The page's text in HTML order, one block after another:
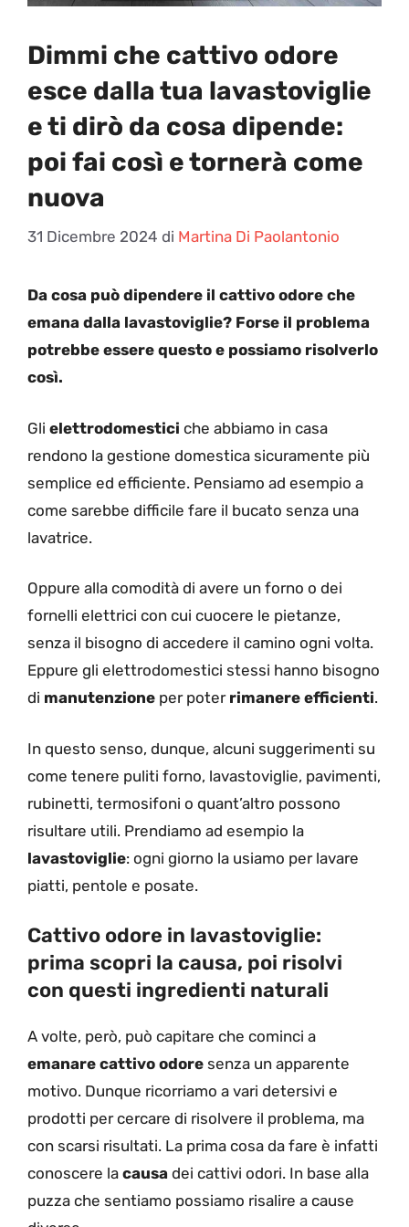
Dimmi che cattivo odore
esce dalla tua lavastoviglie
e ti dirò da cosa dipende:
poi fai così e tornerà come
nuova
31 Dicembre 2024 di Martina Di Paolantonio
Da cosa può dipendere il cattivo odore che
emana dalla lavastoviglie? Forse il problema
potrebbe essere questo e possiamo risolverlo
così.
Gli elettrodomestici che abbiamo in casa
rendono la gestione domestica sicuramente più
semplice ed efficiente. Pensiamo ad esempio a
come sarebbe difficile fare il bucato senza una
lavatrice.
Oppure alla comodità di avere un forno o dei
fornelli elettrici con cui cuocere le pietanze,
senza il bisogno di accedere il camino ogni volta.
Eppure gli elettrodomestici stessi hanno bisogno
di manutenzione per poter rimanere efficienti.
In questo senso, dunque, alcuni suggerimenti su
come tenere puliti forno, lavastoviglie, pavimenti,
rubinetti, termosifoni o quant’altro possono
risultare utili. Prendiamo ad esempio la
lavastoviglie: ogni giorno la usiamo per lavare
piatti, pentole e posate.
Cattivo odore in lavastoviglie:
prima scopri la causa, poi risolvi
con questi ingredienti naturali
A volte, però, può capitare che cominci a
emanare cattivo odore senza un apparente
motivo. Dunque ricorriamo a vari detersivi e
prodotti per cercare di risolvere il problema, ma
con scarsi risultati. La prima cosa da fare è infatti
conoscere la causa dei cattivi odori. In base alla
puzza che sentiamo possiamo risalire a cause